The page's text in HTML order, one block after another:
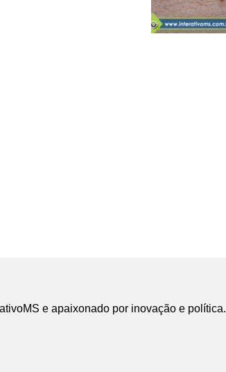
e apaixonado por inovação e política.